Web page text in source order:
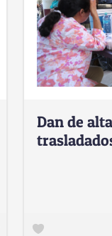
Dan de